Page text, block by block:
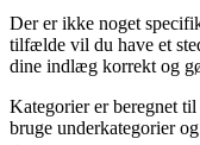
Der er ikke noget
tilfælde vil du have et
dine indlæg korrekt og
Kategorier er beregnet
bruge underkategorier